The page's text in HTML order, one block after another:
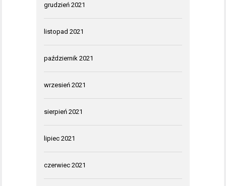
grudzień 2021
listopad 2021
październik 2021
wrzesień 2021
sierpień 2021
lipiec 2021
czerwiec 2021